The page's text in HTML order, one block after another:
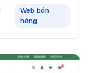
Web bán
hàng